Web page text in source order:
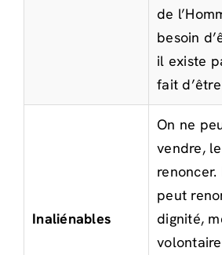
de
besoin
il existe
fait
Inaliénables
On ne
vendre,
renoncer.
peut
dignité,